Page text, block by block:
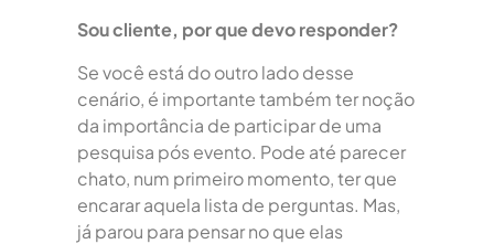
Sou cliente, por que devo responder?
Se você está do outro lado desse
cenário, é importante também ter noção
da importância de participar de uma
pesquisa pós evento. Pode até parecer
chato, num primeiro momento, ter que
encarar aquela lista de perguntas. Mas,
já parou para pensar no que elas